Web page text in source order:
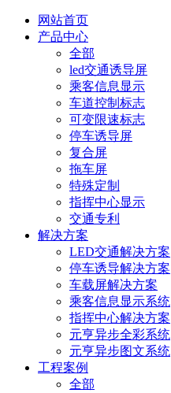
网站首页
产品中心
全部
led交通诱导屏
乘客信息显示
车道控制标志
可变限速标志
停车诱导屏
复合屏
拖车屏
特殊定制
指挥中心显示
交通专利
解决方案
LED交通解决方案
停车诱导解决方案
车载屏解决方案
乘客信息显示系统
指挥中心解决方案
元亨异步全彩系统
元亨异步图文系统
工程案例
全部